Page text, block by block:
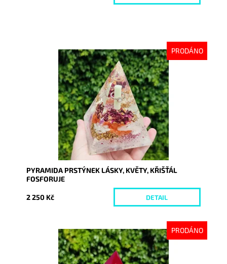
PRODÁNO
Dostupnost:
Vyprodáno
9048
PYRAMIDA PRSTÝNEK LÁSKY, KVĚTY, KŘIŠŤÁL
FOSFORUJE
2 250 Kč DETAIL
PRODÁNO
Dostupnost:
Vyprodáno
9198